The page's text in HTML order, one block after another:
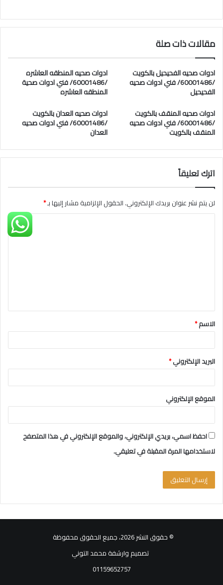
مقالات ذات صلة
ادوات صحيه الفحيحيل بالكويت
/60001486/ فني ادوات صحيه
الفحيحيل
ادوات صحيه المنطقه العاشره
/60001486/ فني ادوات صحية
المنطقه العاشره
ادوات صحيه المنقف بالكويت
/60001486/ فني ادوات صحيه
المنقف بالكويت
ادوات صحيه العدان بالكويت
/60001486/ فني ادوات صحيه
العدان
اترك تعليقاً
لن يتم نشر عنوان بريدك الإلكتروني.الحقول الإلزامية مشار إليها بـ*
ق
*
الاسم*
البريد الإلكتروني*
الموقع الإلكتروني
احفظ اسمي، بريدي الإلكتروني، والموقع الإلكتروني في هذا المتصفح
لاستخدامها المرة المقبلة في تعليقي.
© حقوق النشر 2026، جميع الحقوق محفوظة
تصميم وارشفة محمد التوني
01159652757